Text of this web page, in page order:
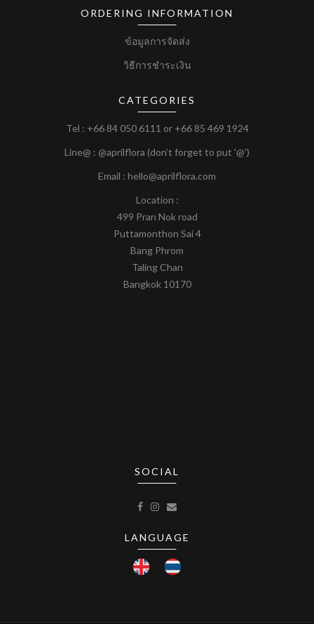
ORDERING INFORMATION
ข้อมูลการจัดส่ง
วิธีการชำระเงิน
CATEGORIES
Tel : +66 84 050 6111 or +66 85 469 1924
Line@ : @aprilflora (don’t forget to put '@')
Email : hello@aprilflora.com
Location :
499 Pran Nok road
Puttamonthon Sai 4
Bang Phrom
Taling Chan
Bangkok 10170
SOCIAL
LANGUAGE